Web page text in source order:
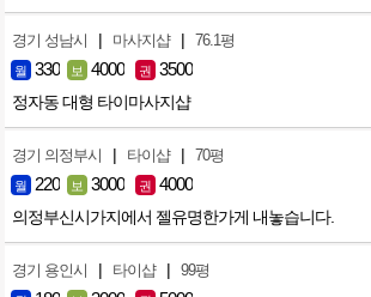
경기 성남시 | 마사지샵 | 76.1평
월 330 보 4000 권 3500
정자동 대형 타이마사지샵
경기 의정부시 | 타이샵 | 70평
월 220 보 3000 권 4000
의정부신시가지에서 젤유명한가게 내놓습니다.
경기 용인시 | 타이샵 | 99평